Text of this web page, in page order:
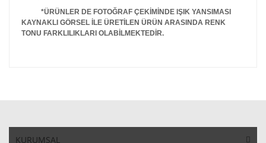
*ÜRÜNLER DE FOTOĞRAF ÇEKİMİNDE IŞIK YANSIMASI
KAYNAKLI GÖRSEL İLE ÜRETİLEN ÜRÜN ARASINDA RENK
TONU FARKLILIKLARI OLABİLMEKTEDİR.
KURUMSAL